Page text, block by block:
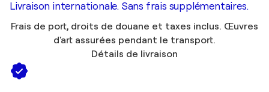
Livraison internationale. Sans frais supplémentaires.
Frais de port, droits de douane et taxes inclus. Œuvres
d'art assurées pendant le transport.
Détails de livraison